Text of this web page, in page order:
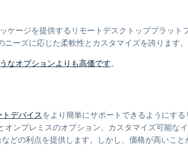
ージを提供するリモートデスクトッププラット
ーズに応じた柔軟性とカスタマイズを誇ります。
オプションよりも高価です。
トデバイスをより簡単にサポートできるようにす
ンプレミスのオプション、カスタマイズ可能なイ
どの利点を提供します。しかし、価格が高いこと